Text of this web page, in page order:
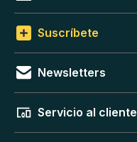
Suscríbete
Newsletters
Servicio al cliente